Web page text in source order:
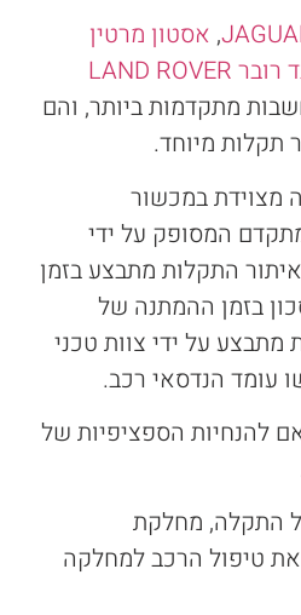
, אסטון מרטין
רובר LAND ROVER
מתקדמות ביותר, והם
תקלות מיוחד.
מצוידת במכשור
המסופק על ידי
התקלות מתבצע בזמן
בזמן ההמתנה של
על ידי צוות טכני
עומד הנדסאי רכב.
להנחיות הספציפיות של
התקלה, מחלקת
טיפול הרכב למחלקה